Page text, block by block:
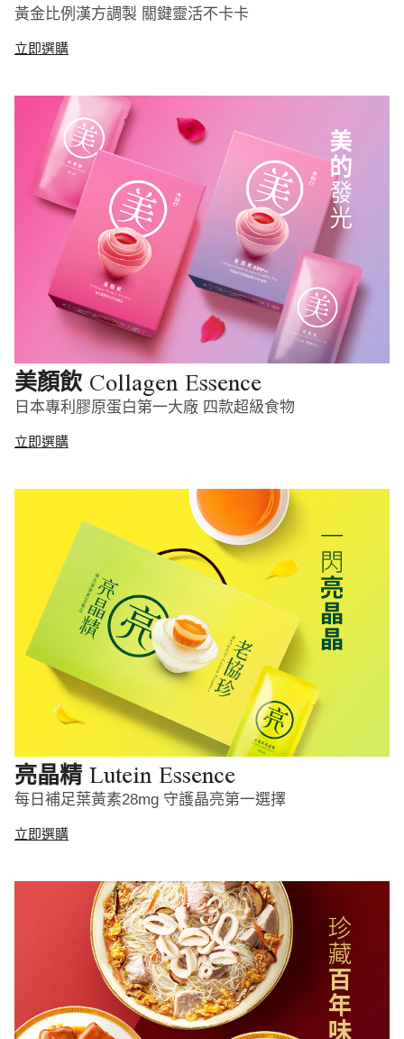
黃金比例漢方調製 關鍵靈活不卡卡
立即選購
美顏飲 Collagen Essence
日本專利膠原蛋白第一大廠 四款超級食物
立即選購
亮晶精 Lutein Essence
每日補足葉黃素28mg 守護晶亮第一選擇
立即選購